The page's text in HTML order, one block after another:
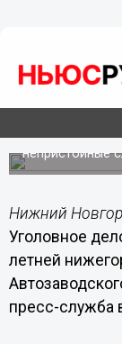
Уголовное
отношении
Женщина
непристойные
Нижний
Уголовное
летней
пресс-служба